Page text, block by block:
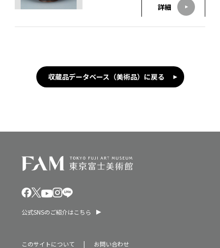
詳細
収蔵品データベース（美術品）に戻る
公式SNSのご紹介はこちら
このサイトについて お問い合わせ